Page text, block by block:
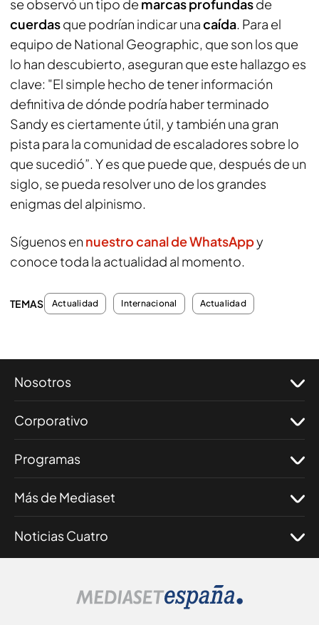
se observó un tipo de marcas profundasde
cuerdasque podrían indicar unacaída. Para el
equipo de National Geographic, que son los que
lo han descubierto, aseguran que este hallazgo es
clave: "El simple hecho de tener información
definitiva de dónde podría haber terminado
Sandy es ciertamente útil, y también una gran
pista para la comunidad de escaladores sobre lo
que sucedió”. Y es que puede que, después de un
siglo, se pueda resolver uno de los grandes
enigmas del alpinismo.
Síguenos en nuestro canal de WhatsAppy
conoce toda la actualidad al momento.
TEMAS Actualidad Internacional Actualidad
Nosotros
Corporativo
Programas
Más de Mediaset
Noticias Cuatro